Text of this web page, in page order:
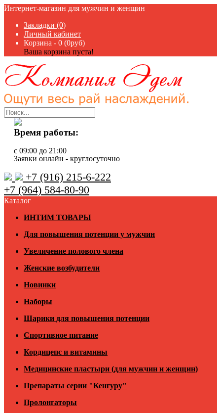
Интернет-магазин для мужчин и женщин
Закладки (0)
Личный кабинет
Корзина - 0 (0руб)
Ваша корзина пуста!
Время работы:
с 09:00 до 21:00
Заявки онлайн - круглосуточно
+7 (916) 215-6-222
+7 (964) 584-80-90
Каталог
ИНТИМ ТОВАРЫ
Для повышения потенции у мужчин
Увеличение полового члена
Женские возбудители
Новинки
Наборы
Шарики для повышения потенции
Спортивное питание
Кордицепс и витамины
Медицинские пластыри (для мужчин и женщин)
Препараты серии "Кенгуру"
Пролонгаторы